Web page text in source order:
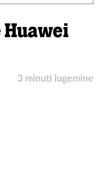
Huawei
3 minuti lugemine